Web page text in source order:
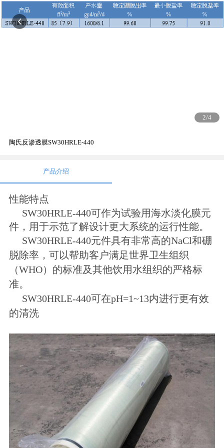
3/4
陶氏反渗透膜SW30HRLE-440
产品介绍
性能特点
SW30HRLE-440可作为试验用海水淡化膜元
件，用于示范了解设计更大系统的运行性能。
SW30HRLE-440元件具有非常高的NaCl和硼
脱除率，可以帮助客户满足世界卫生组织
（WHO）的标准及其他饮用水组织的严格标
准。
SW30HRLE-440可在pH=1~13内进行更有效
的清洗